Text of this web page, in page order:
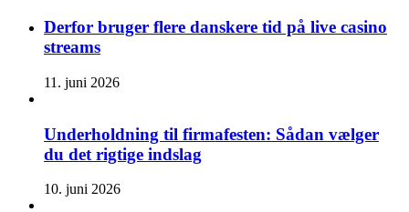
Derfor bruger flere danskere tid på live casino
streams
11. juni 2026
Underholdning til firmafesten: Sådan vælger
du det rigtige indslag
10. juni 2026